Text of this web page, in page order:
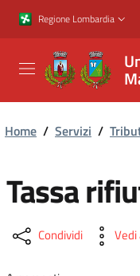
Vai al contenuto
Vai al footer
Regione Lombardia
Home / Servizi /
Tassa
Condividi